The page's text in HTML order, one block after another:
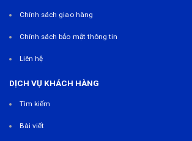
Chính sách giao hàng
Chính sách bảo mật thông tin
Liên hệ
DỊCH VỤ KHÁCH HÀNG
Tìm kiếm
Bài viết